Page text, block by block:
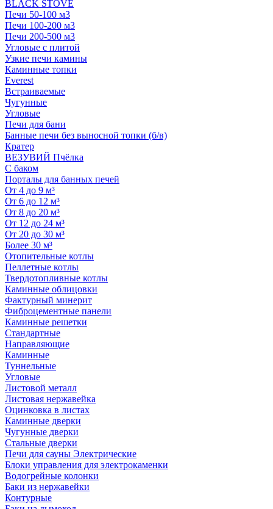
BLACK STOVE
Печи 50-100 м3
Печи 100-200 м3
Печи 200-500 м3
Угловые с плитой
Узкие печи камины
Каминные топки
Everest
Встраиваемые
Чугунные
Угловые
Печи для бани
Банные печи без выносной топки (б/в)
Кратер
ВЕЗУВИЙ Пчёлка
С баком
Порталы для банных печей
От 4 до 9 м³
От 6 до 12 м³
От 8 до 20 м³
От 12 до 24 м³
От 20 до 30 м³
Более 30 м³
Отопительные котлы
Пеллетные котлы
Твердотопливные котлы
Каминные облицовки
Фактурный минерит
Фиброцементные панели
Каминные решетки
Стандартные
Направляющие
Каминные
Туннельные
Угловые
Листовой металл
Листовая нержавейка
Оцинковка в листах
Каминные дверки
Чугунные дверки
Стальные дверки
Печи для сауны Электрические
Блоки управления для электрокаменки
Водогрейные колонки
Баки из нержавейки
Контурные